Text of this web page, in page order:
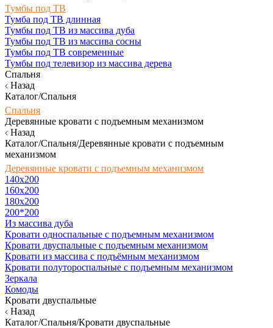
Тумбы под ТВ
Тумба под ТВ длинная
Тумбы под ТВ из массива дуба
Тумбы под ТВ из массива сосны
Тумбы под ТВ современные
Тумбы под телевизор из массива дерева
Спальня
Назад
Каталог/Спальня
Спальня
Деревянные кровати с подъемным механизмом
Назад
Каталог/Спальня/Деревянные кровати с подъемным
механизмом
Деревянные кровати с подъемным механизмом
140x200
160х200
180х200
200*200
Из массива дуба
Кровати односпальные с подъемным механизмом
Кровати двуспальные с подъемным механизмом
Кровати из массива с подъёмным механизмом
Кровати полутороспальные с подъемным механизмом
Зеркала
Комоды
Кровати двуспальные
Назад
Каталог/Спальня/Кровати двуспальные